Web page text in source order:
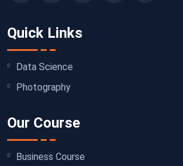
Quick Links
Data Science
Photography
Our Course
Business Course